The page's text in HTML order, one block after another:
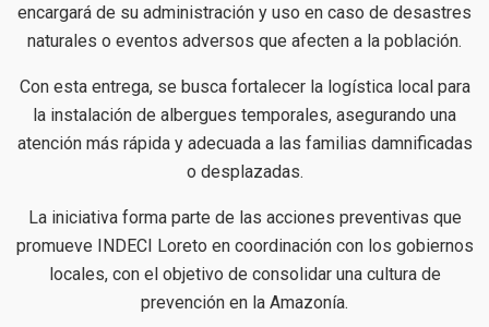
encargará de su administración y uso en caso de desastres
naturales o eventos adversos que afecten a la población.
Con esta entrega, se busca fortalecer la logística local para
la instalación de albergues temporales, asegurando una
atención más rápida y adecuada a las familias damnificadas
o desplazadas.
La iniciativa forma parte de las acciones preventivas que
promueve INDECI Loreto en coordinación con los gobiernos
locales, con el objetivo de consolidar una cultura de
prevención en la Amazonía.